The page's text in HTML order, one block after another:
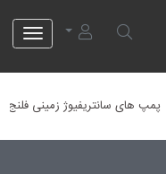
پمپ های سانتریفیوژ زمینی فلنج